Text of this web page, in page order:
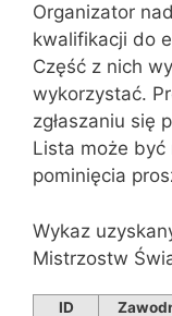
Organizator
kwalifikacji do
Część z nich
wykorzystać.
zgłaszaniu się
Lista może
pominięcia
Wykaz
Mistrzostw
ID